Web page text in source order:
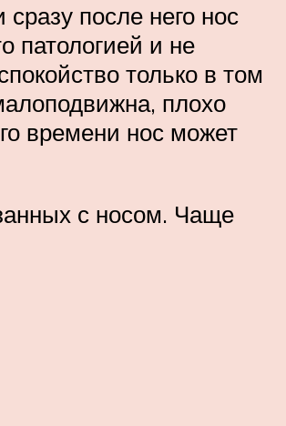
после него нос
патологией и не
только в том
плохо
времени нос может
с носом. Чаще